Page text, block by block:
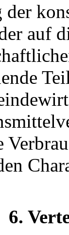
auf
6.